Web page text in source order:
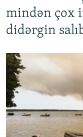
mindən çox
didərgin